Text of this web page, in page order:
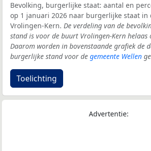
Bevolking, burgerlijke staat: aantal en
op 1 januari 2026 naar burgerlijke staat
Vrolingen-Kern. De verdeling van de
stand is voor de buurt Vrolingen-Kern helaas
Daarom worden in bovenstaande grafiek de
burgerlijke stand voor de gemeente Wellen
Toelichting
Advertentie: